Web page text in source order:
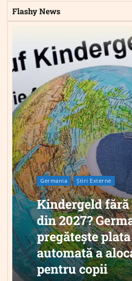
Flashy News
Germania Știri Externe
Kindergeld fără
din 2027?
pregătește plata
automată a
pentru copii